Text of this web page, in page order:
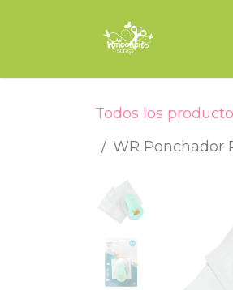
Todos los
WR Ponchador